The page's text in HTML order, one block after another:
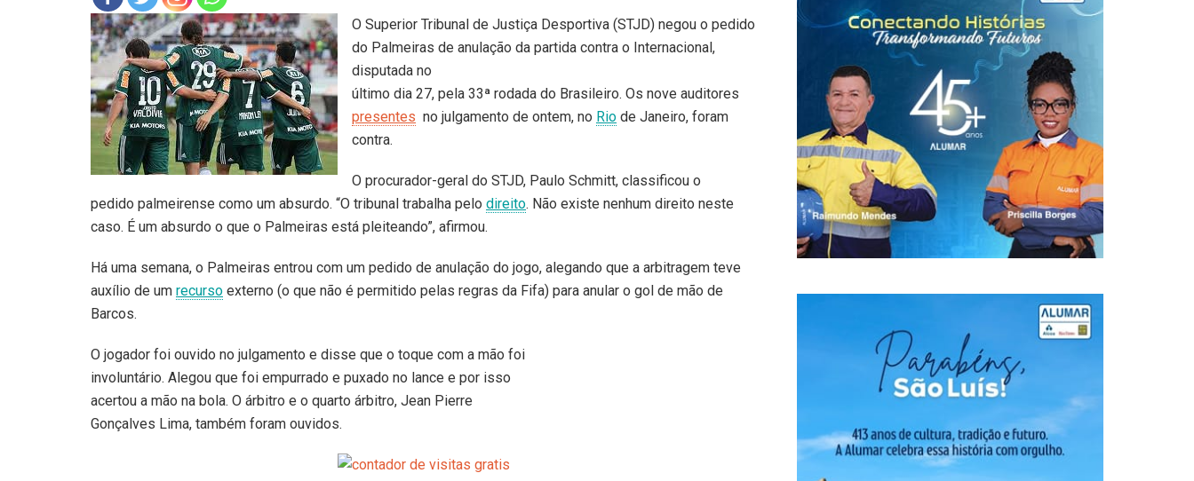
O Superior Tribunal de Justiça Desportiva (STJD) negou o pedido
do Palmeiras de anulação da partida contra o Internacional,
disputada no
último dia 27, pela 33ª rodada do Brasileiro. Os nove auditores
presentes no julgamento de ontem, no Rio de Janeiro, foram
contra.
O procurador-geral do STJD, Paulo Schmitt, classificou o
pedido palmeirense como um absurdo. “O tribunal trabalha pelo direito. Não existe nenhum direito neste
caso. É um absurdo o que o Palmeiras está pleiteando”, afirmou.
Há uma semana, o Palmeiras entrou com um pedido de anulação do jogo, alegando que a arbitragem teve
auxílio de um recurso externo (o que não é permitido pelas regras da Fifa) para anular o gol de mão de
Barcos.
O jogador foi ouvido no julgamento e disse que o toque com a mão foi
involuntário. Alegou que foi empurrado e puxado no lance e por isso
acertou a mão na bola. O árbitro e o quarto árbitro, Jean Pierre
Gonçalves Lima, também foram ouvidos.